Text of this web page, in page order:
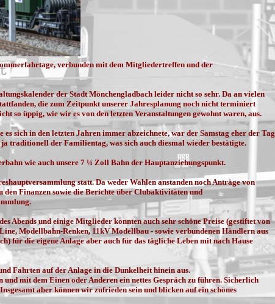
verbunden mit dem Mitgliedertreffen und der
der Stadt Mönchengladbach leider nicht so sehr. Da an vielen
die zum Zeitpunkt unserer Jahresplanung noch nicht terminiert
so üppig, wie wir es von den letzten Veranstaltungen gewohnt waren, aus.
es sich in den letzten Jahren immer abzeichnete, war der Samstag eher der Tag
traditionell der Familientag, was sich auch diesmal wieder bestätigte.
wie auch unsere 7 ¼ Zoll Bahn der Hauptanziehungspunkt.
statt. Da weder Wahlen anstanden noch Anträge von
Finanzen sowie die Berichte über Clubaktivitäten und
Abends und einige Mitglieder konnten auch sehr schöne Preise (gestiftet von
Modellbahn-Renken, 11kV Modellbau - sowie verbundenen Händlern aus
für die eigene Anlage aber auch für das tägliche Leben mit nach Hause
Fahrten auf der Anlage in die Dunkelheit hinein aus.
mit dem Einen oder Anderen ein nettes Gespräch zu führen. Sicherlich
aber können wir zufrieden sein und blicken auf ein schönes